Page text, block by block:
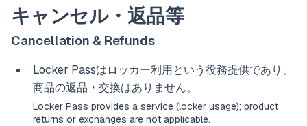
キャンセル・返品等
Cancellation & Refunds
Locker Passはロッカー利用という役務提供であり、
商品の返品・交換はありません。
Locker Pass provides a service (locker usage); product
returns or exchanges are not applicable.